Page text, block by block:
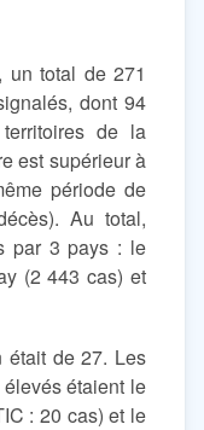
un total de 271
dont 94
de la
est supérieur à
période de
Au total,
par 3 pays : le
(2 443 cas) et
était de 27. Les
étaient le
: 20 cas) et le